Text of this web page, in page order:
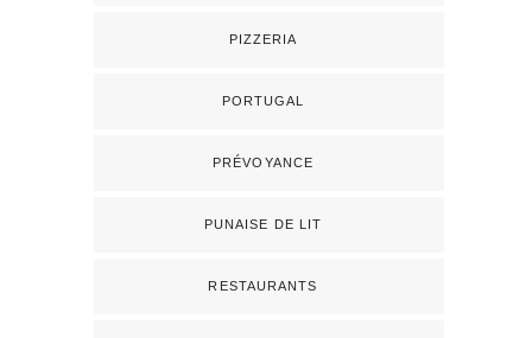
PIZZERIA
PORTUGAL
PRÉVOYANCE
PUNAISE DE LIT
RESTAURANTS